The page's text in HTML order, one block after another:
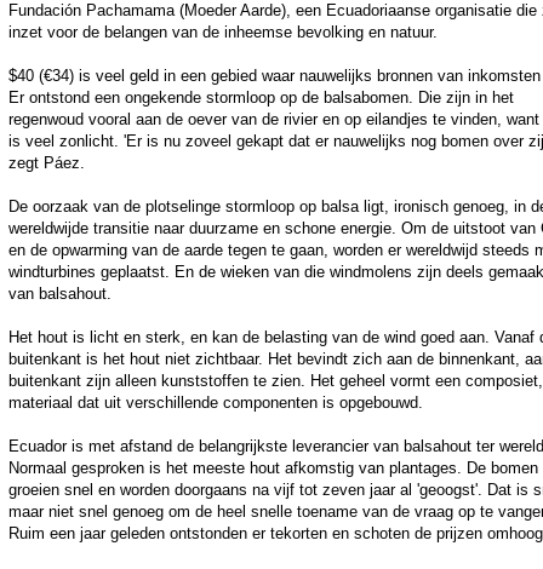
Fundación Pachamama (Moeder Aarde), een Ecuadoriaanse organisatie die
inzet voor de belangen van de inheemse bevolking en natuur.
$40 (€34) is veel geld in een gebied waar nauwelijks bronnen van
Er ontstond een ongekende stormloop op de balsabomen. Die zijn in het
regenwoud vooral aan de oever van de rivier en op eilandjes te vinden, want
is veel zonlicht. 'Er is nu zoveel gekapt dat er nauwelijks nog bomen over
zegt Páez.
De oorzaak van de plotselinge stormloop op balsa ligt, ironisch genoeg, in
wereldwijde transitie naar duurzame en schone energie. Om de uitstoot van
en de opwarming van de aarde tegen te gaan, worden er wereldwijd steeds
windturbines geplaatst. En de wieken van die windmolens zijn deels
van balsahout.
Het hout is licht en sterk, en kan de belasting van de wind goed aan. Vanaf
buitenkant is het hout niet zichtbaar. Het bevindt zich aan de binnenkant,
buitenkant zijn alleen kunststoffen te zien. Het geheel vormt een
materiaal dat uit verschillende componenten is opgebouwd.
Ecuador is met afstand de belangrijkste leverancier van balsahout ter
Normaal gesproken is het meeste hout afkomstig van plantages. De bomen
groeien snel en worden doorgaans na vijf tot zeven jaar al 'geoogst'. Dat is
maar niet snel genoeg om de heel snelle toename van de vraag op te
Ruim een jaar geleden ontstonden er tekorten en schoten de prijzen